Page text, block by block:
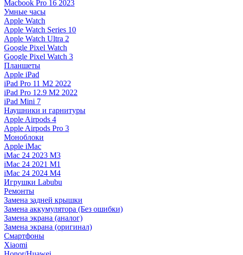
Macbook Pro 16 2023
Умные часы
Apple Watch
Apple Watch Series 10
Apple Watch Ultra 2
Google Pixel Watch
Google Pixel Watch 3
Планшеты
Apple iPad
iPad Pro 11 M2 2022
iPad Pro 12.9 M2 2022
iPad Mini 7
Наушники и гарнитуры
Apple Airpods 4
Apple Airpods Pro 3
Моноблоки
Apple iMac
iMac 24 2023 M3
iMac 24 2021 M1
iMac 24 2024 M4
Игрушки Labubu
Ремонты
Замена задней крышки
Замена аккумулятора (Без ошибки)
Замена экрана (аналог)
Замена экрана (оригинал)
Смартфоны
Xiaomi